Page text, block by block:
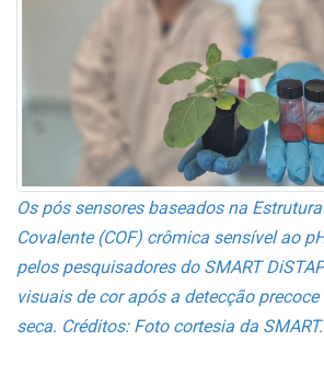
Os pós sensores baseados na
Covalente (COF) crômica sensível ao
pelos pesquisadores do SMART
visuais de cor após a detecção
seca. Créditos: Foto cortesia da SMART.